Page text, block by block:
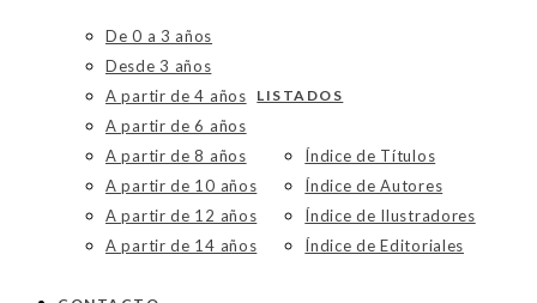
De 0 a 3 años
Desde 3 años
A partir de 4 años
A partir de 6 años
A partir de 8 años
A partir de 10 años
A partir de 12 años
A partir de 14 años
LISTADOS
Índice de Títulos
Índice de Autores
Índice de Ilustradores
Índice de Editoriales